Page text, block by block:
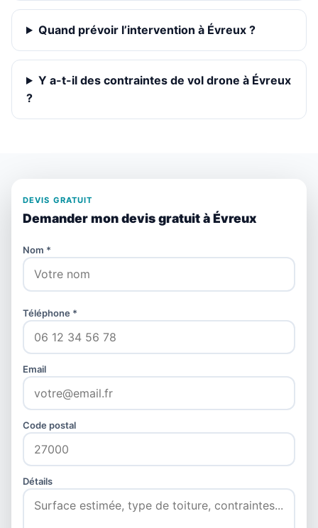
Quand prévoir l’intervention à Évreux ?
Y a-t-il des contraintes de vol drone à Évreux
?
DEVIS GRATUIT
Demander mon devis gratuit à Évreux
Nom *
Téléphone *
Email
Code postal
Détails